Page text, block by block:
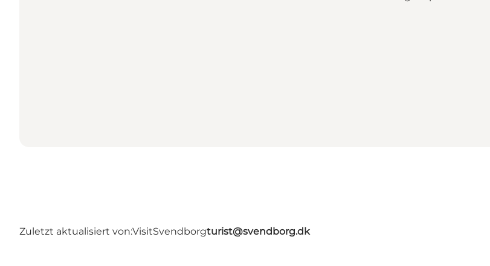
Zuletzt aktualisiert von:VisitSvendborgturist@svendborg.dk